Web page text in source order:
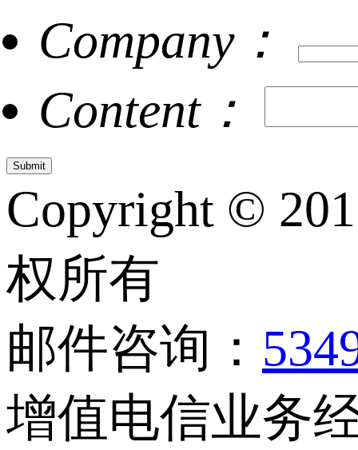
Company：
Content：
Copyright ©
权所有
邮件咨询：
增值电信业务